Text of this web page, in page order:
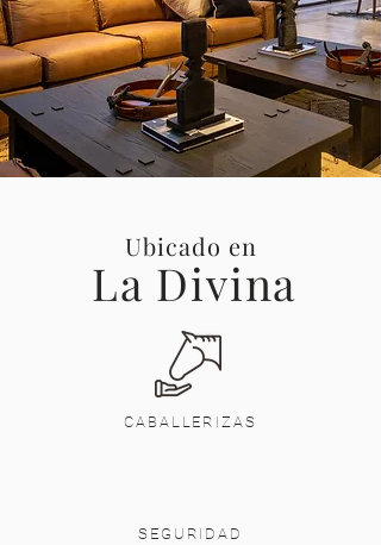
Ubicado en
La Divina
CABALLERIZAS
SEGURIDAD